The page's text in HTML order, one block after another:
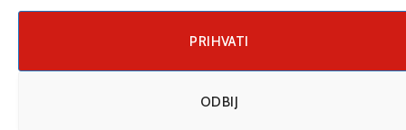
PRIHVATI
ODBIJ